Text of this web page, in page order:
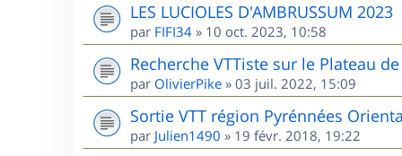
LES LUCIOLES D'AMBRUSSUM 2023
par FIFI34 » 10 oct. 2023, 10:58
Recherche VTTiste sur le Plateau
par OlivierPike » 03 juil. 2022, 15:09
Sortie VTT région Pyrénnées
par Julien1490 » 19 févr. 2018, 19:22